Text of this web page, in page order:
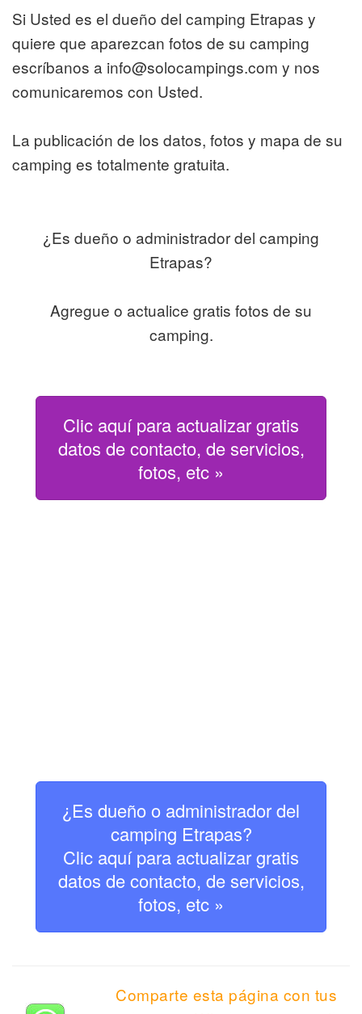
Si Usted es el dueño del camping Etrapas y
quiere que aparezcan fotos de su camping
escríbanos a info@solocampings.com y nos
comunicaremos con Usted.
La publicación de los datos, fotos y mapa de su
camping es totalmente gratuita.
¿Es dueño o administrador del camping
Etrapas?
Agregue o actualice gratis fotos de su
camping.
Clic aquí para actualizar gratis
datos de contacto, de servicios,
fotos, etc »
¿Es dueño o administrador del
camping Etrapas?
Clic aquí para actualizar gratis
datos de contacto, de servicios,
fotos, etc »
Comparte esta página con tus